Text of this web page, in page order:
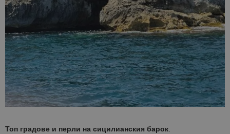
Топ градове и перли на сицилианския барок